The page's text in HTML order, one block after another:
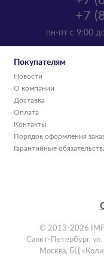
+7
пн-пт с 9:00
Покупателям
Новости
О компании
Доставка
Оплата
Контакты
Порядок оформления
Гарантийные
© 2013-2026
Санкт-Петербург,
Москва, БЦ